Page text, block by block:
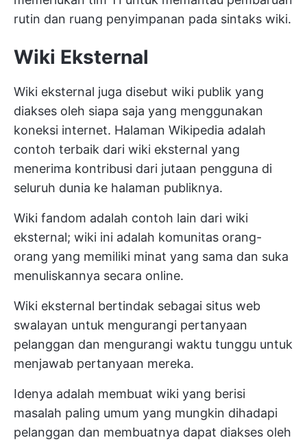
rutin dan ruang penyimpanan pada sintaks wiki.
Wiki Eksternal
Wiki eksternal juga disebut wiki publik yang
diakses oleh siapa saja yang menggunakan
koneksi internet. Halaman Wikipedia adalah
contoh terbaik dari wiki eksternal yang
menerima kontribusi dari jutaan pengguna di
seluruh dunia ke halaman publiknya.
Wiki fandom adalah contoh lain dari wiki
eksternal; wiki ini adalah komunitas orang-
orang yang memiliki minat yang sama dan suka
menuliskannya secara online.
Wiki eksternal bertindak sebagai situs web
swalayan untuk mengurangi pertanyaan
pelanggan dan mengurangi waktu tunggu untuk
menjawab pertanyaan mereka.
Idenya adalah membuat wiki yang berisi
masalah paling umum yang mungkin dihadapi
pelanggan dan membuatnya dapat diakses oleh